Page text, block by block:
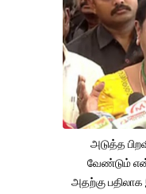
அடுத்த
வேண்டும்
அதற்கு